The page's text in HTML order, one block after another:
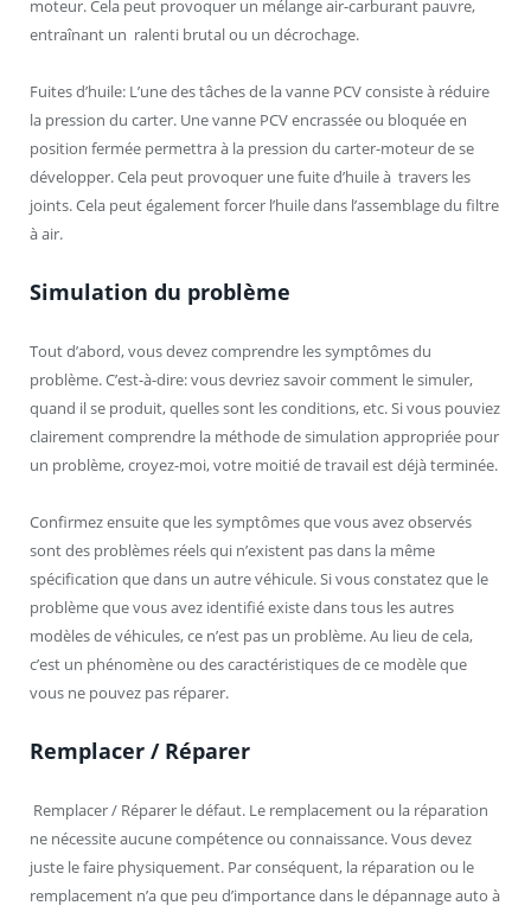
moteur. Cela peut provoquer un mélange air-carburant pauvre,
entraînant un ralenti brutal ou un décrochage.
Fuites d’huile: L’une des tâches de la vanne PCV consiste à réduire
la pression du carter. Une vanne PCV encrassée ou bloquée en
position fermée permettra à la pression du carter-moteur de se
développer. Cela peut provoquer une fuite d’huile à travers les
joints. Cela peut également forcer l’huile dans l’assemblage du filtre
à air.
Simulation du problème
Tout d’abord, vous devez comprendre les symptômes du
problème. C’est-à-dire: vous devriez savoir comment le simuler,
quand il se produit, quelles sont les conditions, etc. Si vous pouviez
clairement comprendre la méthode de simulation appropriée pour
un problème, croyez-moi, votre moitié de travail est déjà terminée.
Confirmez ensuite que les symptômes que vous avez observés
sont des problèmes réels qui n’existent pas dans la même
spécification que dans un autre véhicule. Si vous constatez que le
problème que vous avez identifié existe dans tous les autres
modèles de véhicules, ce n’est pas un problème. Au lieu de cela,
c’est un phénomène ou des caractéristiques de ce modèle que
vous ne pouvez pas réparer.
Remplacer / Réparer
Remplacer / Réparer le défaut. Le remplacement ou la réparation
ne nécessite aucune compétence ou connaissance. Vous devez
juste le faire physiquement. Par conséquent, la réparation ou le
remplacement n’a que peu d’importance dans le dépannage auto à